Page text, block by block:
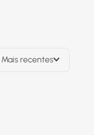
Mais recentes